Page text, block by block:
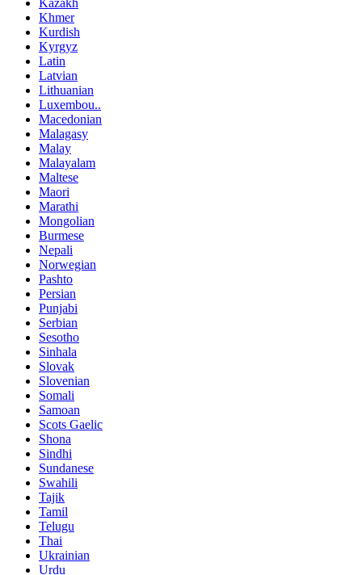
Khmer
Kurdish
Kyrgyz
Latin
Latvian
Lithuanian
Luxembou..
Macedonian
Malagasy
Malay
Malayalam
Maltese
Maori
Marathi
Mongolian
Burmese
Nepali
Norwegian
Pashto
Persian
Punjabi
Serbian
Sesotho
Sinhala
Slovak
Slovenian
Somali
Samoan
Scots Gaelic
Shona
Sindhi
Sundanese
Swahili
Tajik
Tamil
Telugu
Thai
Ukrainian
Urdu